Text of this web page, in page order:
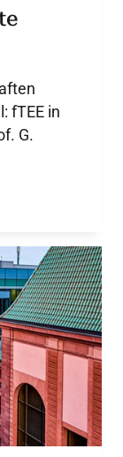
fTEE in
G.